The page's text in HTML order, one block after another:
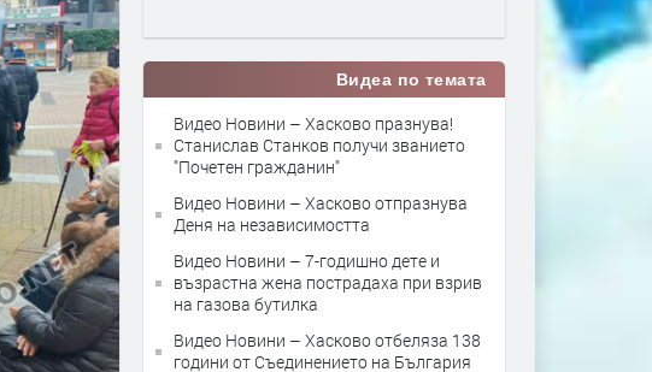
Видеа по темата
Видео Новини – Хасково празнува!
Станислав Станков получи званието
"Почетен гражданин"
Видео Новини – Хасково отпразнува
Деня на независимостта
Видео Новини – 7-годишно дете и
възрастна жена пострадаха при взрив
на газова бутилка
Видео Новини – Хасково отбеляза 138
години от Съединението на България